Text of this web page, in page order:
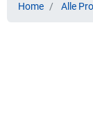
Home Alle